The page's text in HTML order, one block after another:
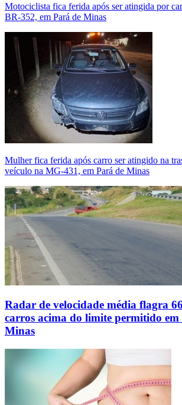
Motociclista fica ferida após ser atingida por
BR-352, em Pará de Minas
Mulher fica ferida após carro ser atingido na
veículo na MG-431, em Pará de Minas
Radar de velocidade média flagra
carros acima do limite permitido
Minas